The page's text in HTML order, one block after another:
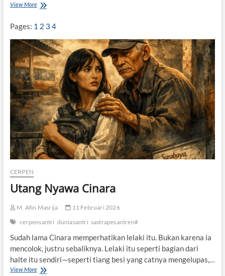
View MoreP
a
m
i
d
a
P
u
t
i
h
Pages: 1 2 3 4
CERPEN
Utang Nyawa Cinara
M. Afin Masrija
11 Februari 2026
cerpensantri duniasantri sastrapesantren#
Sudah lama Cinara memperhatikan lelaki itu. Bukan karena ia
mencolok, justru sebaliknya. Lelaki itu seperti bagian dari
halte itu sendiri—seperti tiang besi yang catnya mengelupas,…
View MoreU